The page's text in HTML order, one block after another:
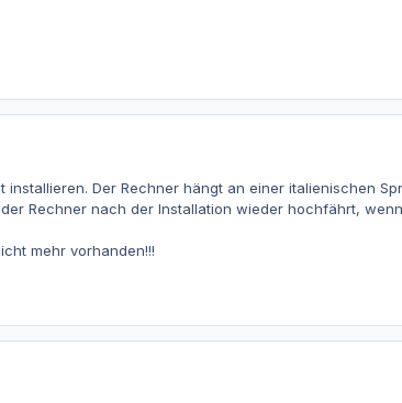
installieren. Der Rechner hängt an einer italienischen
Rechner nach der Installation wieder hochfährt,
mehr vorhanden!!!